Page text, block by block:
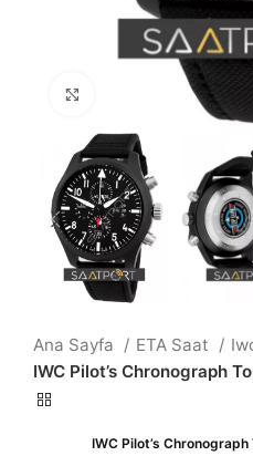
Büyütmek için
Ana Sayfa ETA Saat
IWC Pilot’s Chronograph
IWC Pilot’s